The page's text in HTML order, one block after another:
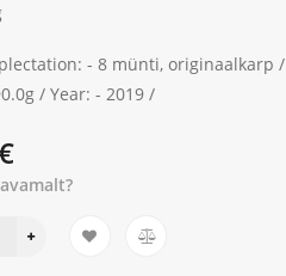
- 8 münti, originaalkarp /
/ Year: - 2019 /